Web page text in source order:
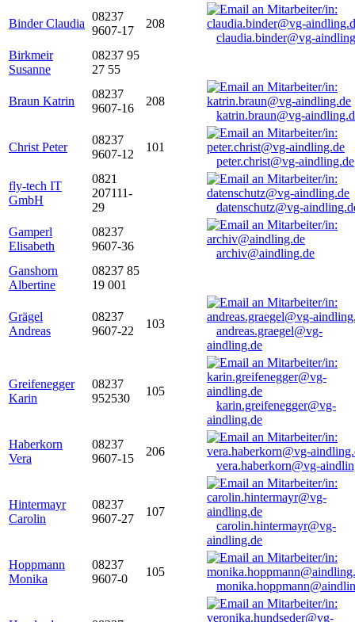
Binder Claudia
08237
9607-17
208
claudia.binder@vg-
Birkmeir
Susanne
08237 95
27 55
Braun Katrin
08237
9607-16
208
katrin.braun@vg-
Christ Peter
08237
9607-12
101
peter.christ@vg-aindling.de
fly-tech IT
GmbH
0821
207111-
29
datenschutz@vg-
Gamperl
Elisabeth
08237
9607-36
archiv@aindling.de
Ganshorn
Albertine
08237 85
19 001
Grägel
Andreas
08237
9607-22
103
andreas.graegel@vg-
aindling.de
Greifenegger
Karin
08237
952530
105
karin.greifenegger@vg-
aindling.de
Haberkorn
Vera
08237
9607-15
206
vera.haberkorn@vg-
Hintermayr
Carolin
08237
9607-27
107
carolin.hintermayr@vg-
aindling.de
Hoppmann
Monika
08237
9607-0
105